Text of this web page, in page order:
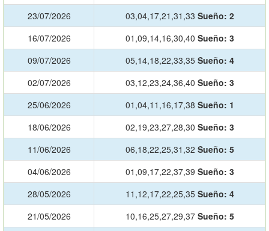
23/07/2026 03,04,17,21,31,33 Sueño: 2
16/07/2026
01,09,14,16,30,40 Sueño: 3
09/07/2026
05,14,18,22,33,35 Sueño: 4
02/07/2026
03,12,23,24,36,40 Sueño: 3
25/06/2026
01,04,11,16,17,38 Sueño: 1
18/06/2026
02,19,23,27,28,30 Sueño: 3
11/06/2026
06,18,22,25,31,32 Sueño: 5
04/06/2026
01,09,17,22,37,39 Sueño: 3
28/05/2026
11,12,17,22,25,35 Sueño: 4
21/05/2026
10,16,25,27,29,37 Sueño: 5